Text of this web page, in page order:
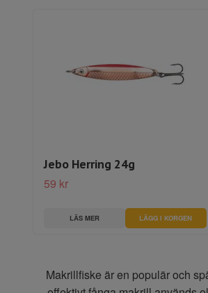
Jebo Herring 24g
59 kr
LÄS MER LÄGG I KORGEN
Makrillfiske är en populär och